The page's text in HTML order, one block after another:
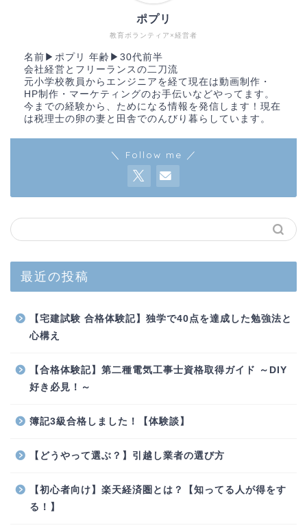
教育ボランティア×経営者
ポプリ
名前▶︎ポプリ 年齢▶︎30代前半
会社経営とフリーランスの二刀流
元小学校教員からエンジニアを経て現在は動画制作・
HP制作・マーケティングのお手伝いなどやってます。
今までの経験から、ためになる情報を発信します！現在
は税理士の卵の妻と田舎でのんびり暮らしています。
＼ Follow me ／
最近の投稿
【宅建試験 合格体験記】独学で40点を達成した勉強法と
心構え
【合格体験記】第二種電気工事士資格取得ガイド ～DIY
好き必見！～
簿記3級合格しました！【体験談】
【どうやって選ぶ？】引越し業者の選び方
【初心者向け】楽天経済圏とは？【知ってる人が得をす
る！】